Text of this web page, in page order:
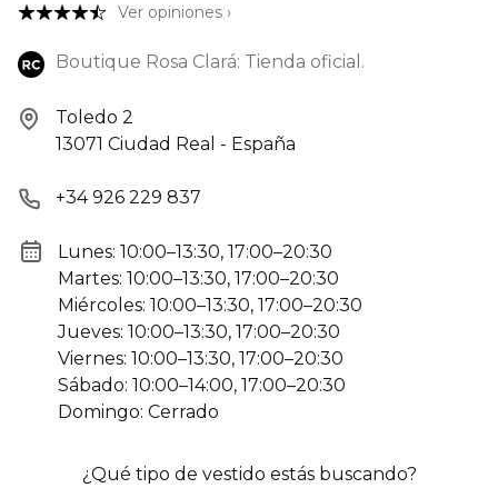
Ver opiniones ›
Boutique Rosa Clará: Tienda oficial.
Toledo 2
13071 Ciudad Real - España
+34 926 229 837
Lunes: 10:00–13:30, 17:00–20:30
Martes: 10:00–13:30, 17:00–20:30
Miércoles: 10:00–13:30, 17:00–20:30
Jueves: 10:00–13:30, 17:00–20:30
Viernes: 10:00–13:30, 17:00–20:30
Sábado: 10:00–14:00, 17:00–20:30
Domingo: Cerrado
¿Qué tipo de vestido estás buscando?